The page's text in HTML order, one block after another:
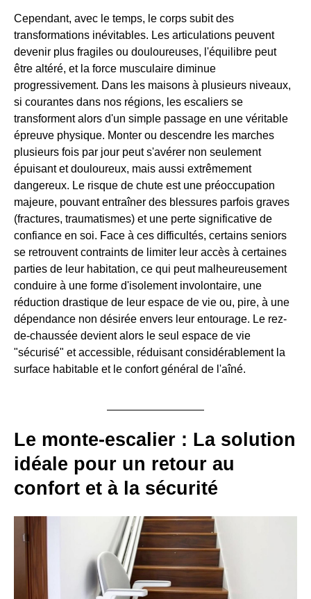
Cependant, avec le temps, le corps subit des
transformations inévitables. Les articulations peuvent
devenir plus fragiles ou douloureuses, l'équilibre peut
être altéré, et la force musculaire diminue
progressivement. Dans les maisons à plusieurs niveaux,
si courantes dans nos régions, les escaliers se
transforment alors d'un simple passage en une véritable
épreuve physique. Monter ou descendre les marches
plusieurs fois par jour peut s'avérer non seulement
épuisant et douloureux, mais aussi extrêmement
dangereux. Le risque de chute est une préoccupation
majeure, pouvant entraîner des blessures parfois graves
(fractures, traumatismes) et une perte significative de
confiance en soi. Face à ces difficultés, certains seniors
se retrouvent contraints de limiter leur accès à certaines
parties de leur habitation, ce qui peut malheureusement
conduire à une forme d'isolement involontaire, une
réduction drastique de leur espace de vie ou, pire, à une
dépendance non désirée envers leur entourage. Le rez-
de-chaussée devient alors le seul espace de vie
"sécurisé" et accessible, réduisant considérablement la
surface habitable et le confort général de l'aîné.
Le monte-escalier : La solution
idéale pour un retour au
confort et à la sécurité